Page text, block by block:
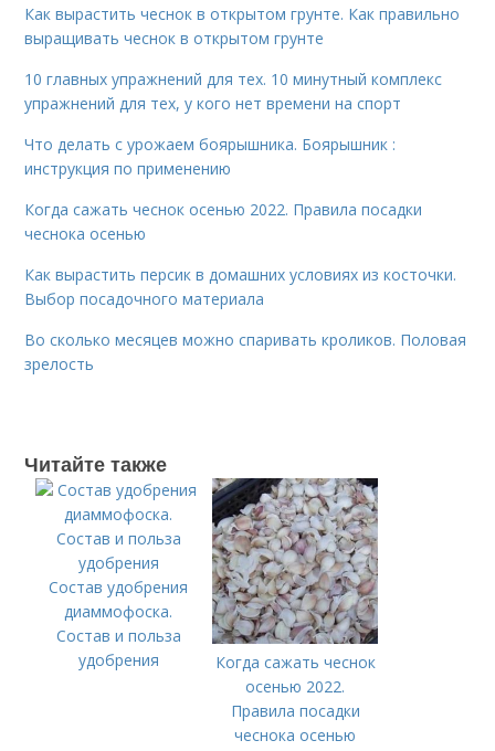
Как вырастить чеснок в открытом грунте. Как правильно
выращивать чеснок в открытом грунте
10 главных упражнений для тех. 10 минутный комплекс
упражнений для тех, у кого нет времени на спорт
Что делать с урожаем боярышника. Боярышник :
инструкция по применению
Когда сажать чеснок осенью 2022. Правила посадки
чеснока осенью
Как вырастить персик в домашних условиях из косточки.
Выбор посадочного материала
Во сколько месяцев можно спаривать кроликов. Половая
зрелость
Читайте также
Состав удобрения
диаммофоска.
Состав и польза
удобрения
Когда сажать чеснок
осенью 2022.
Правила посадки
чеснока осенью